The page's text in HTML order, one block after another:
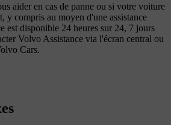
aider en cas de panne ou si votre voiture
y compris au moyen d'une assistance
est disponible 24 heures sur 24, 7 jours
Volvo Assistance via l'écran central ou
Cars.